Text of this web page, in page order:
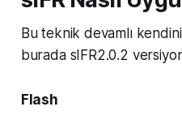
Bu teknik devamlı
burada sIFR2.0.2
Flash